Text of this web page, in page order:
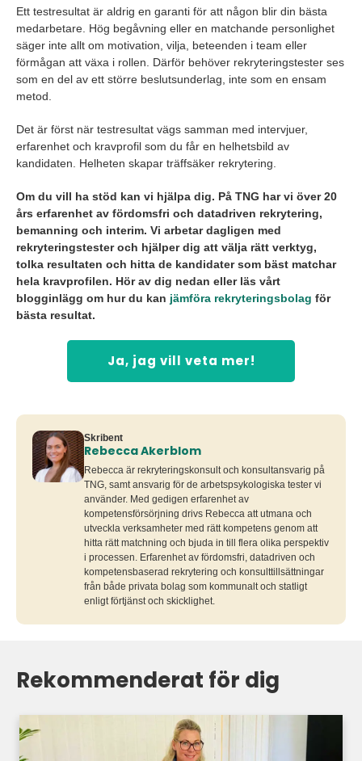
Ett testresultat är aldrig en garanti för att någon blir din bästa
medarbetare. Hög begåvning eller en matchande personlighet
säger inte allt om motivation, vilja, beteenden i team eller
förmågan att växa i rollen. Därför behöver rekryteringstester ses
som en del av ett större beslutsunderlag, inte som en ensam
metod.
Det är först när testresultat vägs samman med intervjuer,
erfarenhet och kravprofil som du får en helhetsbild av
kandidaten. Helheten skapar träffsäker rekrytering.
Om du vill ha stöd kan vi hjälpa dig. På TNG har vi över 20
års erfarenhet av fördomsfri och datadriven rekrytering,
bemanning och interim. Vi arbetar dagligen med
rekryteringstester och hjälper dig att välja rätt verktyg,
tolka resultaten och hitta de kandidater som bäst matchar
hela kravprofilen. Hör av dig nedan eller läs vårt
blogginlägg om hur du kan jämföra rekryteringsbolag för
bästa resultat.
Ja, jag vill veta mer!
Skribent
Rebecca Akerblom
Rebecca är rekryteringskonsult och konsultansvarig på
TNG, samt ansvarig för de arbetspsykologiska tester vi
använder. Med gedigen erfarenhet av
kompetensförsörjning drivs Rebecca att utmana och
utveckla verksamheter med rätt kompetens genom att
hitta rätt matchning och bjuda in till flera olika perspektiv
i processen. Erfarenhet av fördomsfri, datadriven och
kompetensbaserad rekrytering och konsulttillsättningar
från både privata bolag som kommunalt och statligt
enligt förtjänst och skicklighet.
Rekommenderat för dig